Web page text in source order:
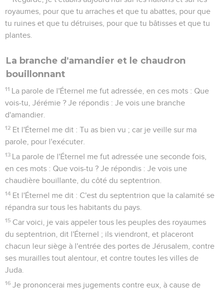
royaumes, pour que tu arraches et que tu abattes, pour que
tu ruines et que tu détruises, pour que tu bâtisses et que tu
plantes.
La branche d'amandier et le chaudron
bouillonnant
11 La parole de l'Éternel me fut adressée, en ces mots : Que
vois-tu, Jérémie ? Je répondis : Je vois une branche
d'amandier.
12 Et l'Éternel me dit : Tu as bien vu ; car je veille sur ma
parole, pour l'exécuter.
13 La parole de l'Éternel me fut adressée une seconde fois,
en ces mots : Que vois-tu ? Je répondis : Je vois une
chaudière bouillante, du côté du septentrion.
14 Et l'Éternel me dit : C'est du septentrion que la calamité se
répandra sur tous les habitants du pays.
15 Car voici, je vais appeler tous les peuples des royaumes
du septentrion, dit l'Éternel ; ils viendront, et placeront
chacun leur siège à l'entrée des portes de Jérusalem, contre
ses murailles tout alentour, et contre toutes les villes de
Juda.
16 Je prononcerai mes jugements contre eux, à cause de